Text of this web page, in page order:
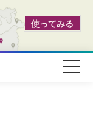
使ってみる